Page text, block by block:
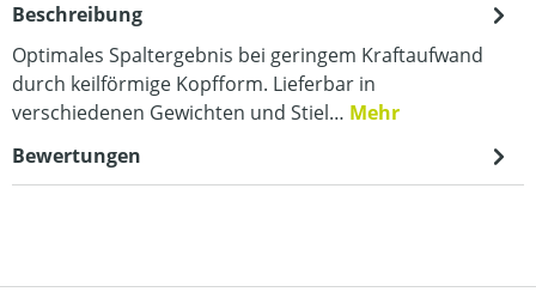
Beschreibung
Optimales Spaltergebnis bei geringem Kraftaufwand
durch keilförmige Kopfform. Lieferbar in
verschiedenen Gewichten und Stiel… Mehr
Bewertungen